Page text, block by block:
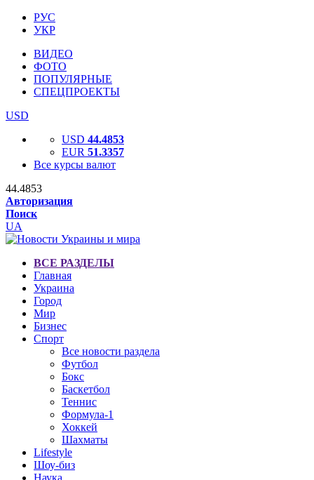
РУС
УКР
ВИДЕО
ФОТО
ПОПУЛЯРНЫЕ
СПЕЦПРОЕКТЫ
USD
USD 44.4853
EUR 51.3357
Все курсы валют
44.4853
Авторизация
Поиск
UA
ВСЕ РАЗДЕЛЫ
Главная
Украина
Город
Мир
Бизнес
Спорт
Все новости раздела
Футбол
Бокс
Баскетбол
Теннис
Формула-1
Хоккей
Шахматы
Lifestyle
Шоу-биз
Наука